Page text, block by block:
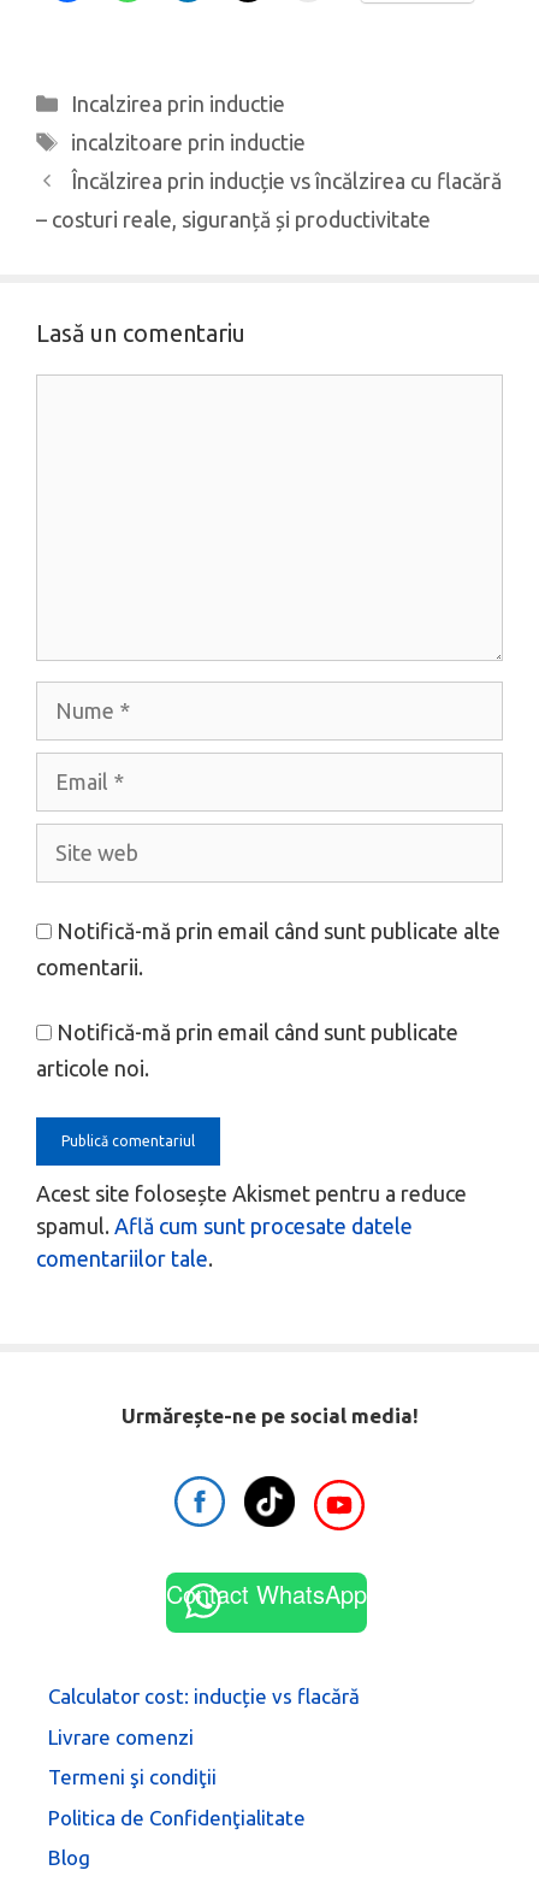
Categorii
Incalzirea prin inductie
Etichete
incalzitoare prin inductie
Încălzirea prin inducție vs încălzirea cu flacără
– costuri reale, siguranță și productivitate
Lasă un comentariu
Site
Notifică-mă prin email când sunt publicate alte
comentarii.
Notifică-mă prin email când sunt publicate
articole noi.
Acest site folosește Akismet pentru a reduce
spamul. Află cum sunt procesate datele
comentariilor tale.
Urmărește-ne pe social media!
Contact WhatsApp
Calculator cost: inducție vs flacără
Livrare comenzi
Termeni şi condiţii
Politica de Confidenţialitate
Blog